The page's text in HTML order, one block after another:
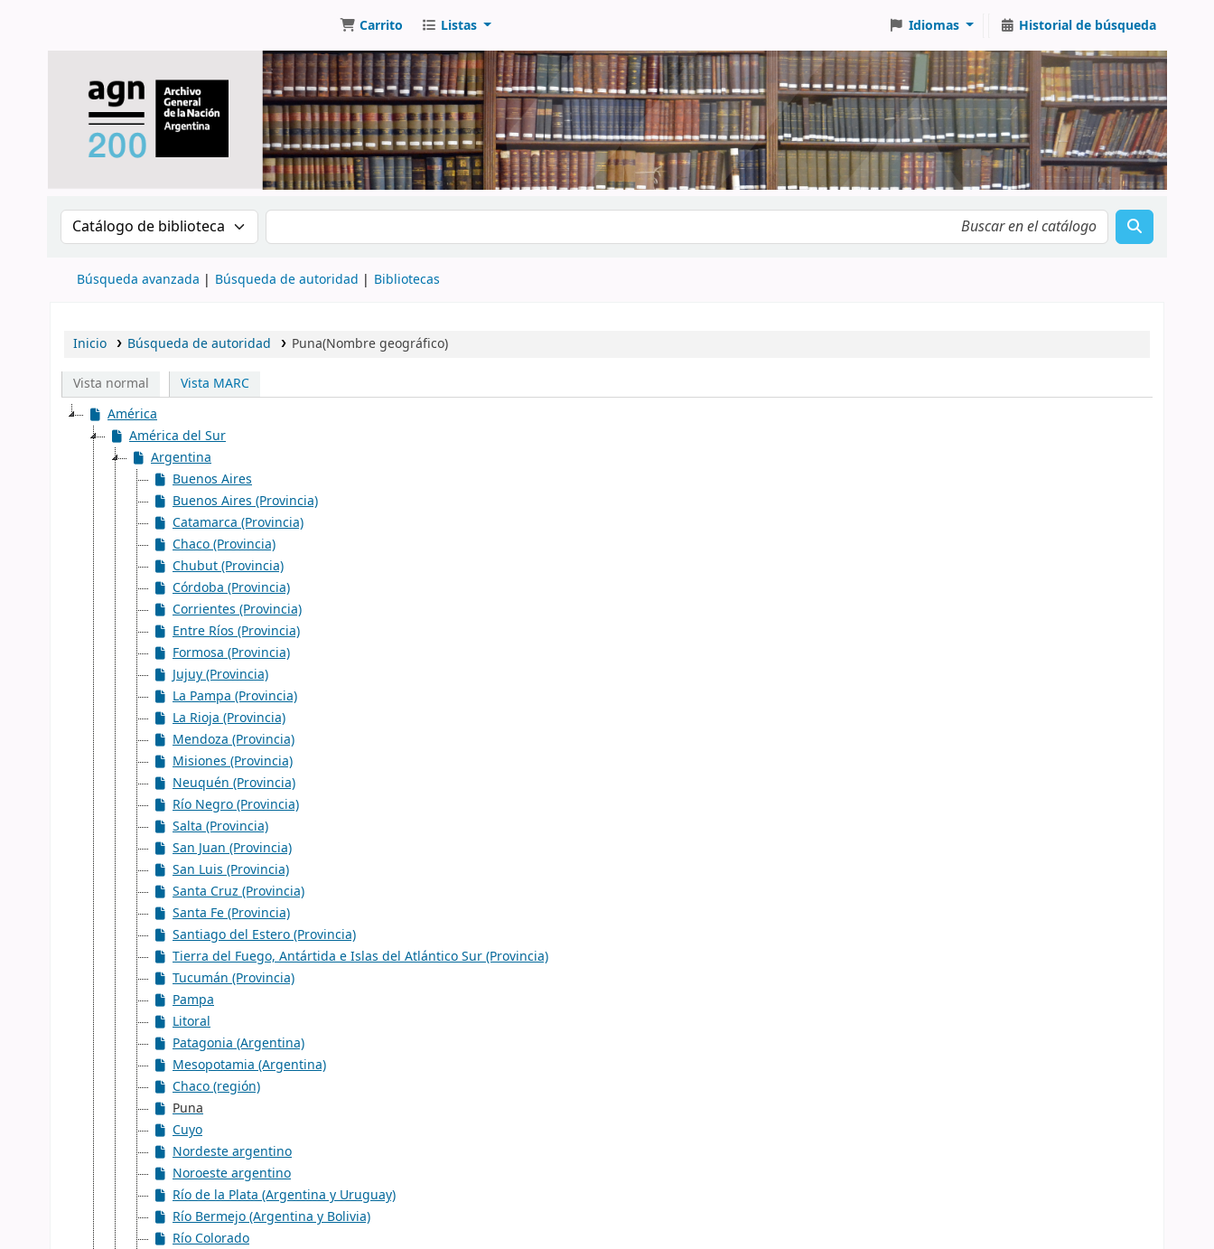
Carrito Listas Idiomas Historial de búsqueda
Buscar en el catálogo por: Buscar en el catálogo
Búsqueda avanzada Búsqueda de autoridad Bibliotecas
Inicio Búsqueda de autoridad Puna(Nombre geográfico)
Vista normal
Vista MARC
América
América del Sur
Argentina
Buenos Aires
Buenos Aires (Provincia)
Catamarca (Provincia)
Chaco (Provincia)
Chubut (Provincia)
Córdoba (Provincia)
Corrientes (Provincia)
Entre Ríos (Provincia)
Formosa (Provincia)
Jujuy (Provincia)
La Pampa (Provincia)
La Rioja (Provincia)
Mendoza (Provincia)
Misiones (Provincia)
Neuquén (Provincia)
Río Negro (Provincia)
Salta (Provincia)
San Juan (Provincia)
San Luis (Provincia)
Santa Cruz (Provincia)
Santa Fe (Provincia)
Santiago del Estero (Provincia)
Tierra del Fuego, Antártida e Islas del Atlántico Sur (Provincia)
Tucumán (Provincia)
Pampa
Litoral
Patagonia (Argentina)
Mesopotamia (Argentina)
Chaco (región)
Puna
Cuyo
Nordeste argentino
Noroeste argentino
Río de la Plata (Argentina y Uruguay)
Río Bermejo (Argentina y Bolivia)
Río Colorado